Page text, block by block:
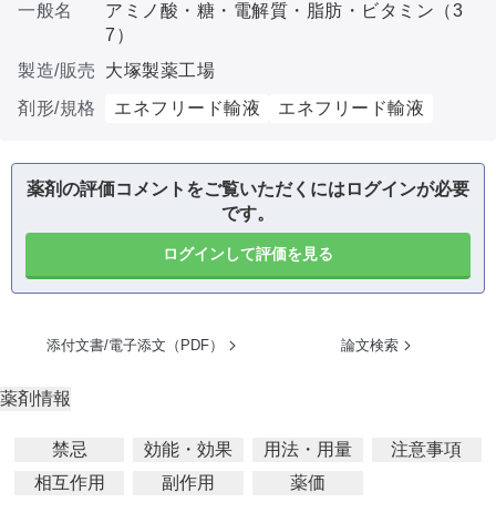
一般名
アミノ酸・糖・電解質・脂肪・ビタミン（3
7）
製造/販売
大塚製薬工場
剤形/規格
エネフリード輸液 エネフリード輸液
薬剤の評価コメントをご覧いただくにはログインが必要
です。
ログインして評価を見る
添付文書/電子添文（PDF） 論文検索
薬剤情報
禁忌 効能・効果 用法・用量
注意事項
相互作用
副作用 薬価